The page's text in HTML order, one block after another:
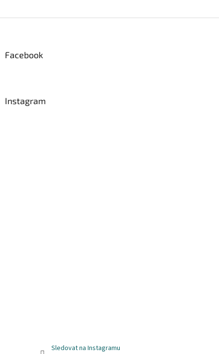
Facebook
Instagram
Sledovat na Instagramu